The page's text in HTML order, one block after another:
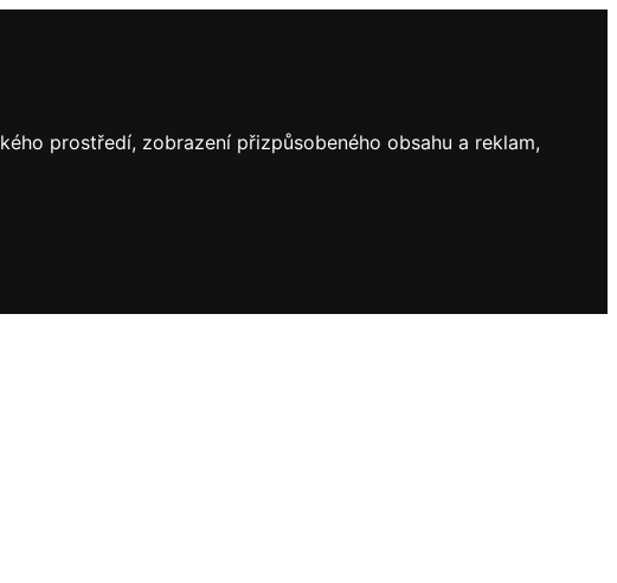
prostředí, zobrazení přizpůsobeného obsahu a reklam,